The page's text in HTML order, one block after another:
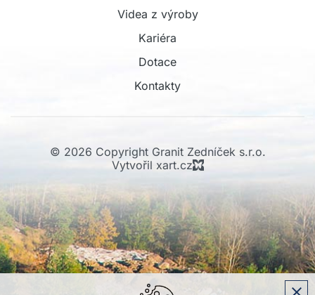
Videa z výroby
Kariéra
Dotace
Kontakty
© 2026 Copyright Granit Zedníček s.r.o.
Vytvořil xart.cz